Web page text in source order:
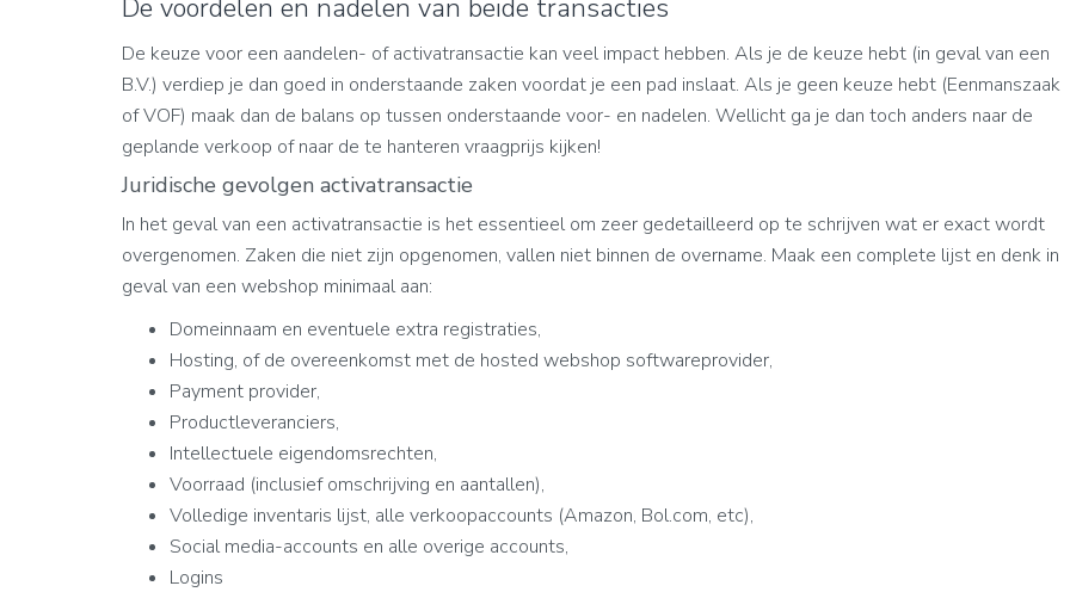
De voordelen en nadelen van beide transacties
De keuze voor een aandelen- of activatransactie kan veel impact hebben. Als je de keuze hebt (in geval van een
B.V.) verdiep je dan goed in onderstaande zaken voordat je een pad inslaat. Als je geen keuze hebt (Eenmanszaak
of VOF) maak dan de balans op tussen onderstaande voor- en nadelen. Wellicht ga je dan toch anders naar de
geplande verkoop of naar de te hanteren vraagprijs kijken!
Juridische gevolgen activatransactie
In het geval van een activatransactie is het essentieel om zeer gedetailleerd op te schrijven wat er exact wordt
overgenomen. Zaken die niet zijn opgenomen, vallen niet binnen de overname. Maak een complete lijst en denk in
geval van een webshop minimaal aan:
Domeinnaam en eventuele extra registraties,
Hosting, of de overeenkomst met de hosted webshop softwareprovider,
Payment provider,
Productleveranciers,
Intellectuele eigendomsrechten,
Voorraad (inclusief omschrijving en aantallen),
Volledige inventaris lijst, alle verkoopaccounts (Amazon, Bol.com, etc),
Social media-accounts en alle overige accounts,
Logins